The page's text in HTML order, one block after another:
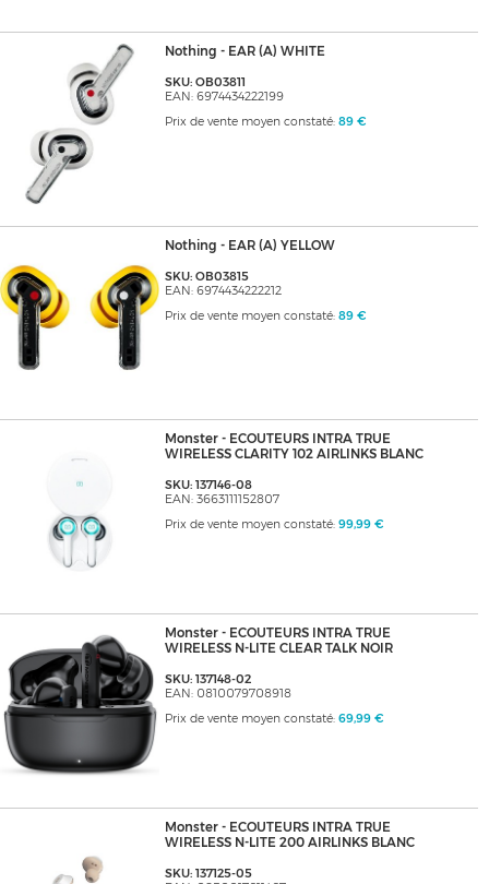
Nothing - EAR (A) WHITE
SKU: OB03811
EAN: 6974434222199
Prix de vente moyen constaté: 89 €
Nothing - EAR (A) YELLOW
SKU: OB03815
EAN: 6974434222212
Prix de vente moyen constaté: 89 €
Monster - ECOUTEURS INTRA TRUE
WIRELESS CLARITY 102 AIRLINKS BLANC
SKU: 137146-08
EAN: 3663111152807
Prix de vente moyen constaté: 99,99 €
Monster - ECOUTEURS INTRA TRUE
WIRELESS N-LITE CLEAR TALK NOIR
SKU: 137148-02
EAN: 0810079708918
Prix de vente moyen constaté: 69,99 €
Monster - ECOUTEURS INTRA TRUE
WIRELESS N-LITE 200 AIRLINKS BLANC
SKU: 137125-05